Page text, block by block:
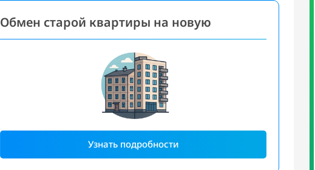
Обмен старой квартиры на новую
Узнать подробности